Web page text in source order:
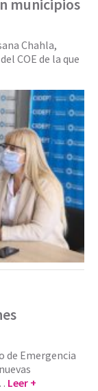
municipios
Chahla,
COE de la que
de Emergencia
Leer +